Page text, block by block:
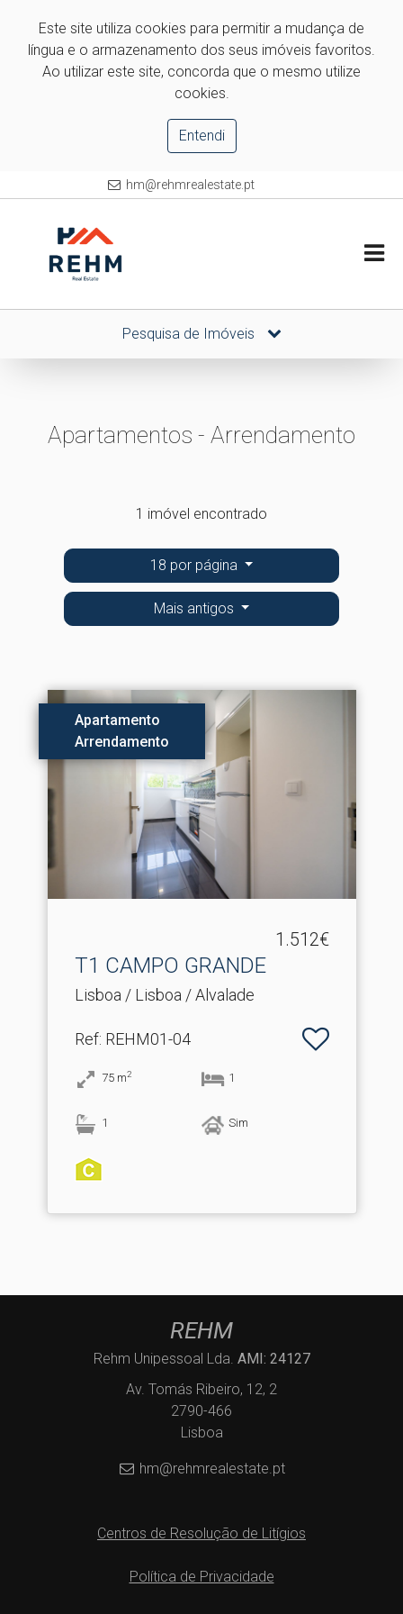
Este site utiliza cookies para permitir a mudança de
língua e o armazenamento dos seus imóveis favoritos.
Ao utilizar este site, concorda que o mesmo utilize
cookies.
Entendi
hm@rehmrealestate.pt
Pesquisa de Imóveis
Apartamentos - Arrendamento
1 imóvel encontrado
18 por página
Mais antigos
Apartamento
Arrendamento
1.512€
T1 CAMPO GRANDE
Lisboa / Lisboa / Alvalade
Ref: REHM01-04
75 m2 1
1 Sim
REHM
Rehm Unipessoal Lda. AMI: 24127
Av. Tomás Ribeiro, 12, 2
2790-466
Lisboa
hm@rehmrealestate.pt
Centros de Resolução de Litígios
Política de Privacidade